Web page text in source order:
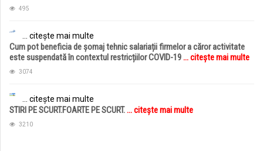
495
... citește mai multe
Cum pot beneficia de șomaj tehnic salariații firmelor a căror activitate
este suspendată în contextul restricțiilor COVID-19... citește mai multe
3074
... citește mai multe
STIRI PE SCURT.FOARTE PE SCURT.... citește mai multe
3210